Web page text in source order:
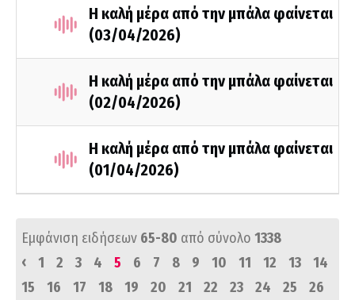
Η καλή μέρα από την μπάλα φαίνεται
(03/04/2026)
Η καλή μέρα από την μπάλα φαίνεται
(02/04/2026)
Η καλή μέρα από την μπάλα φαίνεται
(01/04/2026)
Εμφάνιση ειδήσεων 65-80 από σύνολο 1338
‹
1 2 3 4 5 6 7 8 9 10 11 12 13
14
15
16 17 18 19 20 21 22 23 24 25
26